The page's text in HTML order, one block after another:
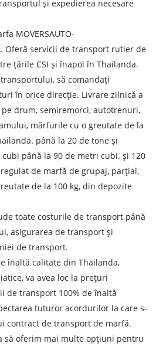
și expedierea necesare
MOVERSAUTO-
Oferă servicii de transport rutier de
țările CSI și înapoi în Thailanda.
să comandați
în orice direcție. Livrare zilnică a
drum, semiremorci, autotrenuri,
mărfurile cu o greutate de la
până la 20 de tone și
până la 90 de metri cubi. și 120
de marfă de grupaj, parțial,
de la 100 kg, din depozite
toate costurile de transport până
asigurarea de transport și
de transport.
înaltă calitate din Thailanda,
va avea loc la prețuri
de transport 100% de înaltă
tuturor acordurilor la care s-
contract de transport de marfă.
să oferim mai multe opțiuni pentru
costurile de